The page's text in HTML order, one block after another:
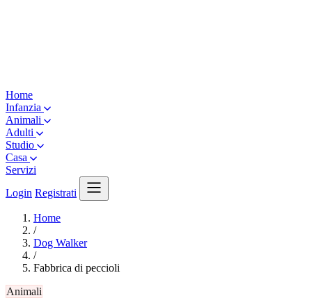
Home
Infanzia
Animali
Adulti
Studio
Casa
Servizi
Login Registrati
Home
/
Dog Walker
/
Fabbrica di peccioli
Animali